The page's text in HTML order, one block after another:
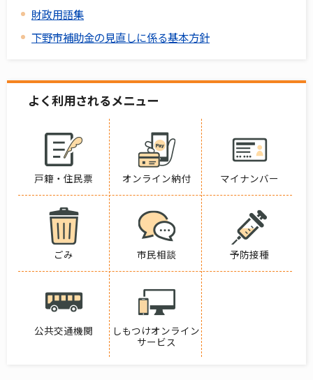
財政用語集
下野市補助金の見直しに係る基本方針
よく利用されるメニュー
戸籍・住民票 オンライン納付 マイナンバー
ごみ 市民相談 予防接種
公共交通機関
しもつけオンライン
サービス